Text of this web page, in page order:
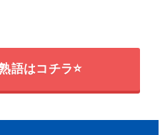
語はコチラ⭐